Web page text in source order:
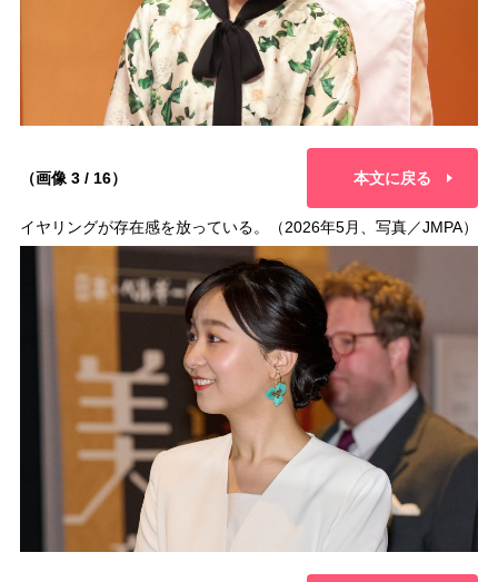
（画像 3 / 16） 本文に戻る
イヤリングが存在感を放っている。（2026年5月、写真／JMPA）